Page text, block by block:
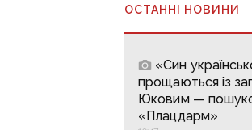
ОСТАННІ НОВИНИ
«Син
прощаються із
Юковим —
«Плацдарм»